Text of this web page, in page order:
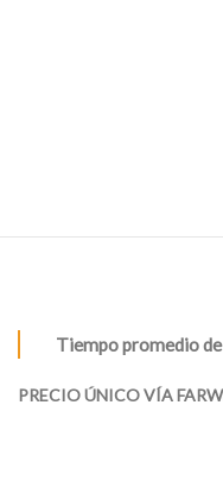
Tiempo promedio
PRECIO ÚNICO VÍA